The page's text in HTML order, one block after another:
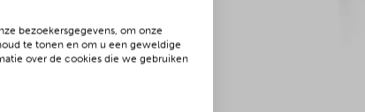
bezoekersgegevens, om onze
te tonen en om u een geweldige
over de cookies die we gebruiken